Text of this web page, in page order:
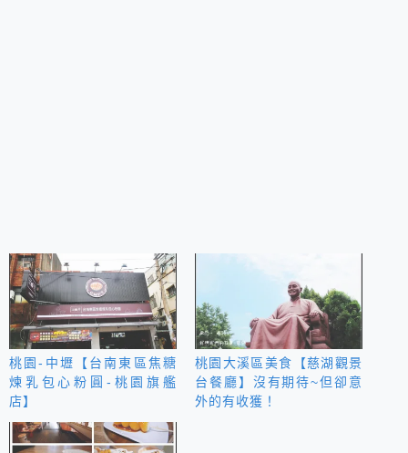
桃園-中壢【台南東區焦糖
煉乳包心粉圓-桃園旗艦
店】
桃園大溪區美食【慈湖觀景
台餐廳】沒有期待~但卻意
外的有收獲！